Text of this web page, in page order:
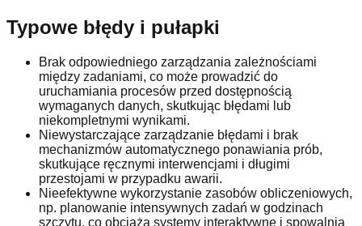
Typowe błędy i pułapki
Brak odpowiedniego zarządzania zależnościami
między zadaniami, co może prowadzić do
uruchamiania procesów przed dostępnością
wymaganych danych, skutkując błędami lub
niekompletnymi wynikami.
Niewystarczające zarządzanie błędami i brak
mechanizmów automatycznego ponawiania prób,
skutkujące ręcznymi interwencjami i długimi
przestojami w przypadku awarii.
Nieefektywne wykorzystanie zasobów obliczeniowych,
np. planowanie intensywnych zadań w godzinach
szczytu, co obciąża systemy interaktywne i spowalnia